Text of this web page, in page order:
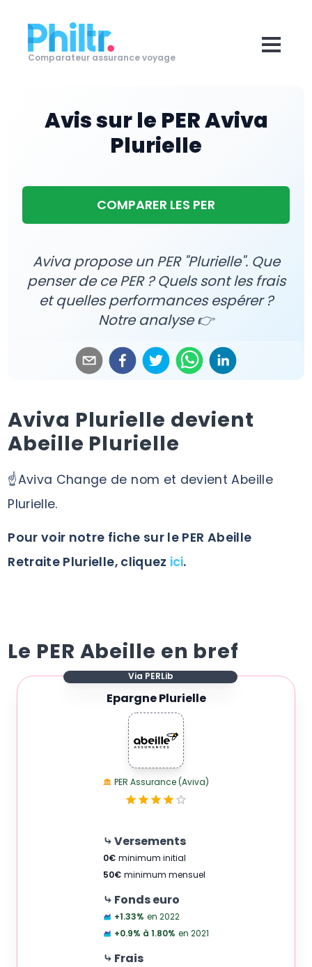
Comparateur assurance voyage
Avis sur le PER Aviva
Plurielle
COMPARER LES PER
Aviva propose un PER "Plurielle". Que
penser de ce PER ? Quels sont les frais
et quelles performances espérer ?
Notre analyse 👉
Aviva Plurielle devient
Abeille Plurielle
☝️Aviva Change de nom et devient Abeille
Plurielle.
Pour voir notre fiche sur le PER Abeille
Retraite Plurielle, cliquez ici.
Le PER Abeille en bref
Via PERLib
Epargne Plurielle
PER Assurance (Aviva)
⤷ Versements
0€ minimum initial
50€ minimum mensuel
⤷ Fonds euro
+1.33% en 2022
+0.9% à 1.80% en 2021
⤷ Frais